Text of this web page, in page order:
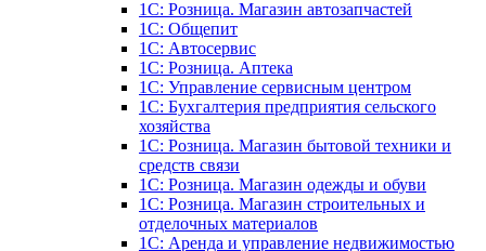
1С: Розница. Магазин автозапчастей
1C: Общепит
1С: Автосервис
1С: Розница. Аптека
1С: Управление сервисным центром
1С: Бухгалтерия предприятия сельского
хозяйства
1С: Розница. Магазин бытовой техники и
средств связи
1С: Розница. Магазин одежды и обуви
1С: Розница. Магазин строительных и
отделочных материалов
1С: Аренда и управление недвижимостью